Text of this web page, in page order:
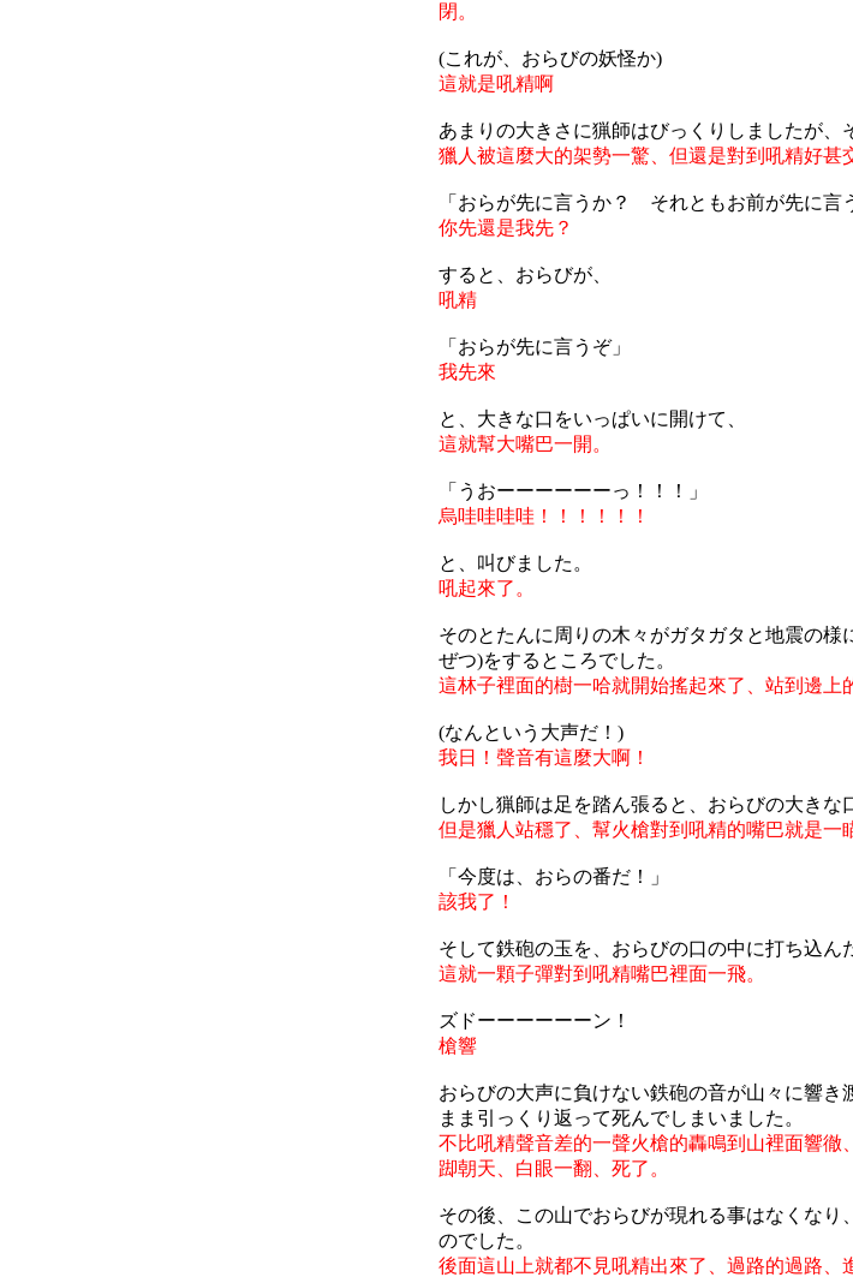
閉。
(これが、おらびの妖怪か)
這就是吼精啊
あまりの大きさに猟師はびっくりしましたが、
獵人被這麼大的架勢一驚、但還是對到吼精好甚
「おらが先に言うか？ それともお前が先に言
你先還是我先？
すると、おらびが、
吼精
「おらが先に言うぞ」
我先來
と、大きな口をいっぱいに開けて、
這就幫大嘴巴一開。
「うおーーーーーーっ！！！」
烏哇哇哇哇！！！！！！
と、叫びました。
吼起來了。
そのとたんに周りの木々がガタガタと地震の様
ぜつ)をするところでした。
這林子裡面的樹一哈就開始搖起來了、站到邊上
(なんという大声だ！)
我日！聲音有這麼大啊！
しかし猟師は足を踏ん張ると、おらびの大きな
但是獵人站穩了、幫火槍對到吼精的嘴巴就是一
「今度は、おらの番だ！」
該我了！
そして鉄砲の玉を、おらびの口の中に打ち込ん
這就一顆子彈對到吼精嘴巴裡面一飛。
ズドーーーーーーン！
槍響
おらびの大声に負けない鉄砲の音が山々に響
まま引っくり返って死んでしまいました。
不比吼精聲音差的一聲火槍的轟鳴到山裡面響徹
踋朝天、白眼一翻、死了。
その後、この山でおらびが現れる事はなくなり
のでした。
後面這山上就都不見吼精出來了、過路的過路、